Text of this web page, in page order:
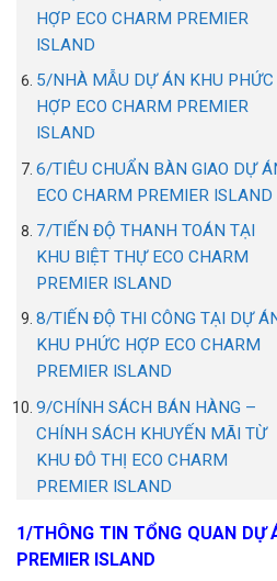
HỢP ECO CHARM PREMIER
ISLAND
5/NHÀ MẪU DỰ ÁN KHU PHỨC
HỢP ECO CHARM PREMIER
ISLAND
6/TIÊU CHUẨN BÀN GIAO DỰ
ECO CHARM PREMIER ISLAND
7/TIẾN ĐỘ THANH TOÁN TẠI
KHU BIỆT THỰ ECO CHARM
PREMIER ISLAND
8/TIẾN ĐỘ THI CÔNG TẠI DỰ
KHU PHỨC HỢP ECO CHARM
PREMIER ISLAND
9/CHÍNH SÁCH BÁN HÀNG –
CHÍNH SÁCH KHUYẾN MÃI TỪ
KHU ĐÔ THỊ ECO CHARM
PREMIER ISLAND
1/THÔNG TIN TỔNG QUAN DỰ
PREMIER ISLAND